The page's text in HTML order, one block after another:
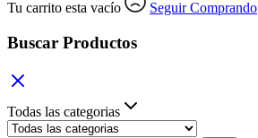
Tu carrito esta vacío Seguir Comprando
Buscar Productos
Todas las categorias